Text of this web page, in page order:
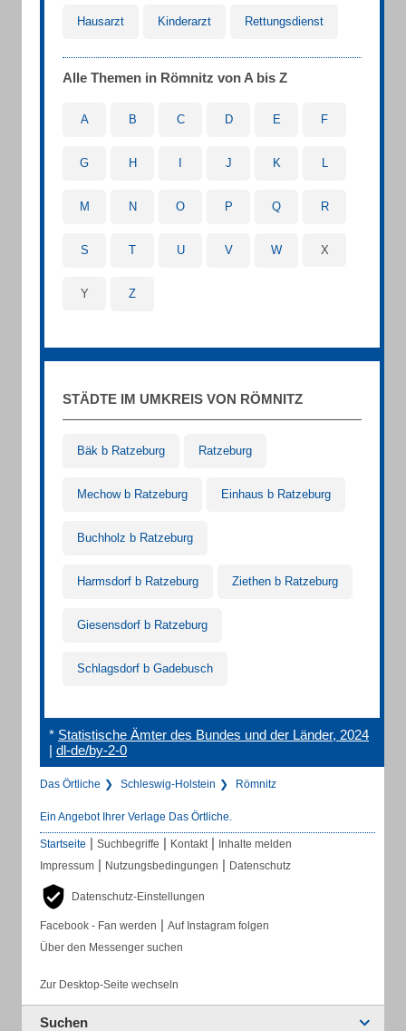
Hausarzt Kinderarzt Rettungsdienst
Alle Themen in Römnitz von A bis Z
A B C D E F
G H J K L
M N O P Q R
S T U V W X
Y Z
STÄDTE IM UMKREIS VON RÖMNITZ
Bäk b Ratzeburg Ratzeburg
Mechow b Ratzeburg Einhaus b Ratzeburg
Buchholz b Ratzeburg
Harmsdorf b Ratzeburg Ziethen b Ratzeburg
Giesensdorf b Ratzeburg
Schlagsdorf b Gadebusch
* Statistische Ämter des Bundes und der Länder, 2024
| dl-de/by-2-0
Das Örtliche Schleswig-Holstein Römnitz
Ein Angebot Ihrer Verlage Das Örtliche.
Startseite | Suchbegriffe | Kontakt | Inhalte melden
Impressum | Nutzungsbedingungen | Datenschutz
Datenschutz-Einstellungen
Facebook - Fan werden | Auf Instagram folgen
Über den Messenger suchen
Zur Desktop-Seite wechseln
Suchen